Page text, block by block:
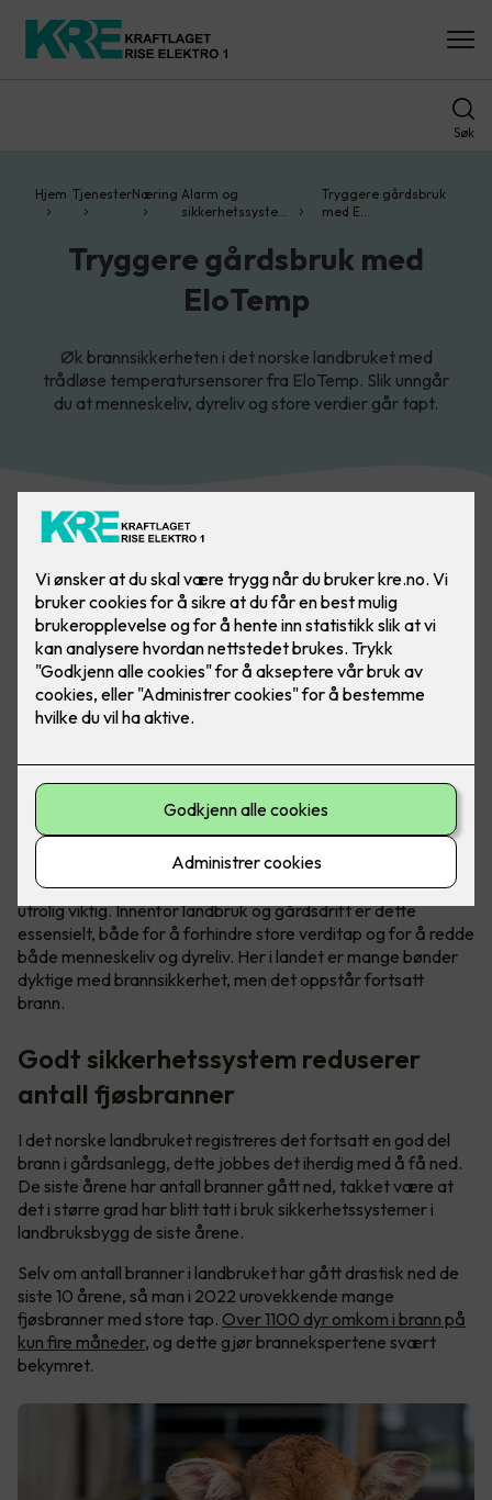
Søk
Hjem TjenesterNæring Alarm og
sikkerhetssyste…
Tryggere gårdsbruk
med E…
Tryggere gårdsbruk med
EloTemp
Øk brannsikkerheten i det norske landbruket med
trådløse temperatursensorer fra EloTemp. Slik unngår
du at menneskeliv, dyreliv og store verdier går tapt.
Ved å installere temperatursensorer i sikringsskapene får
du ekstra brannvakt på gården eller gartneriet ditt.
Brannsikkerhet redder liv
Uansett hvilken bransje du jobber i er brannsikkerheten
utrolig viktig. Innenfor landbruk og gårdsdrift er dette
essensielt, både for å forhindre store verditap og for å redde
både menneskeliv og dyreliv. Her i landet er mange bønder
dyktige med brannsikkerhet, men det oppstår fortsatt
brann.
Godt sikkerhetssystem reduserer
antall fjøsbranner
I det norske landbruket registreres det fortsatt en god del
brann i gårdsanlegg, dette jobbes det iherdig med å få ned.
De siste årene har antall branner gått ned, takket være at
det i større grad har blitt tatt i bruk sikkerhetssystemer i
landbruksbygg de siste årene.
Selv om antall branner i landbruket har gått drastisk ned de
siste 10 årene, så man i 2022 urovekkende mange
fjøsbranner med store tap. Over 1100 dyr omkom i brann på
kun fire måneder, og dette gjør brannekspertene svært
bekymret.